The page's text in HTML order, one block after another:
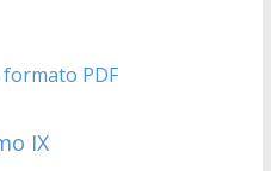
PDF
IX